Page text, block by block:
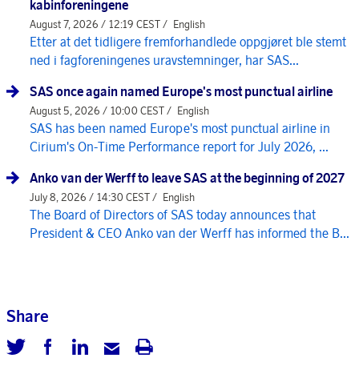
kabinforeningene
August 7, 2026 / 12:19 CEST / English
Etter at det tidligere fremforhandlede oppgjøret ble stemt
ned i fagforeningenes uravstemninger, har SAS...
SAS once again named Europe's most punctual airline
August 5, 2026 / 10:00 CEST / English
SAS has been named Europe's most punctual airline in
Cirium's On-Time Performance report for July 2026, ...
Anko van der Werff to leave SAS at the beginning of 2027
July 8, 2026 / 14:30 CEST / English
The Board of Directors of SAS today announces that
President & CEO Anko van der Werff has informed the B...
Share